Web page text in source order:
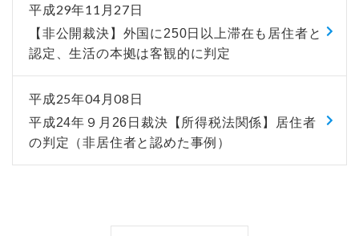
平成29年11月27日
【非公開裁決】外国に250日以上滞在も居住者と
認定、生活の本拠は客観的に判定
平成25年04月08日
平成24年９月26日裁決【所得税法関係】居住者
の判定（非居住者と認めた事例）